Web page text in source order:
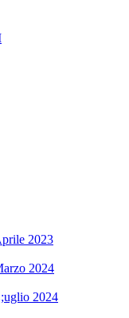
2023
2024
2024